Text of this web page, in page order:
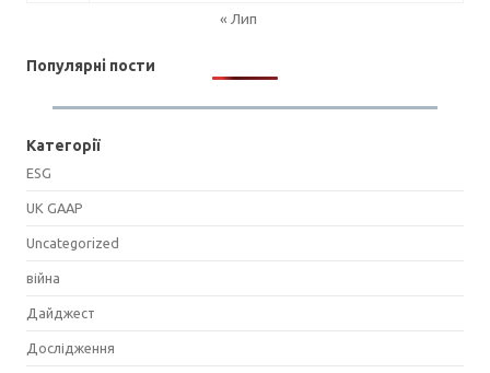
« Лип
Популярні пости
Категорії
ESG
UK GAAP
Uncategorized
війна
Дайджест
Дослідження